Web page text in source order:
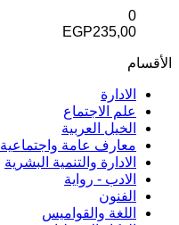
0
EGP235,00
الأقسام
الادارة
علم الاجتماع
الخيل العربية
معارف عامة واجتماعية
الادارة والتنمية البشرية
الادب - رواية
الفنون
اللغة والقواميس